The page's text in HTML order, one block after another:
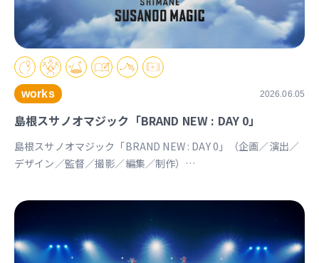
works 2026.06.05
島根スサノオマジック「BRAND NEW : DAY 0」
島根スサノオマジック「BRAND NEW : DAY 0」（企画／演出／
デザイン／監督／撮影／編集／制作）